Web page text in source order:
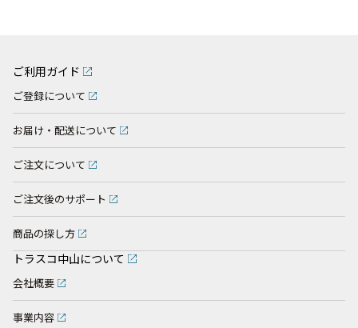
ご利用ガイド
ご登録について
お届け・配送について
ご注文について
ご注文後のサポート
商品の探し方
トラスコ中山について
会社概要
事業内容